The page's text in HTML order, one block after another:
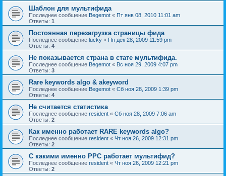
Шаблон для мультифида
Последнее сообщение Begemot « Пт янв 08, 2010 11:01 am
Ответы: 1
Постоянная перезагрузка страницы фида
Последнее сообщение lucky « Пн дек 28, 2009 11:59 pm
Ответы: 4
Не показывается страна в стате мультифида.
Последнее сообщение Begemot « Вс ноя 29, 2009 4:07 pm
Ответы: 3
Rare keywords algo & akeyword
Последнее сообщение Begemot « Сб ноя 28, 2009 1:39 pm
Ответы: 4
Не считается статистика
Последнее сообщение resident « Сб ноя 28, 2009 7:06 am
Ответы: 2
Как именно работает RARE keywords algo?
Последнее сообщение resident « Чт ноя 26, 2009 12:31 pm
Ответы: 2
C какими именно PPC работает мультифид?
Последнее сообщение resident « Чт ноя 26, 2009 12:21 pm
Ответы: 2